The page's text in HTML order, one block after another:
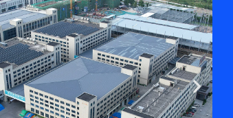
Next
slide